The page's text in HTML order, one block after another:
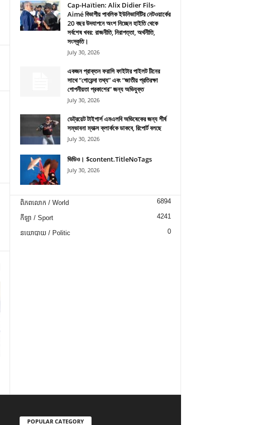
Cap-Haïtien: Alix Didier Fils-
Aimé বিভাগীয় পাবলিক ইউনিভার্সিটির নেটওয়ার্কের
20 বছর উদযাপনে অংশ নিচ্ছেন হাইতি থেকে
সর্বশেষ খবর: রাজনীতি, নিরাপত্তা, অর্থনীতি,
সংস্কৃতি।
July 30, 2026
একজন প্রাক্তন ফরাসি ফাইটার পাইলট চীনের
সাথে “গোয়েন্দা তথ্য” এবং “জাতীয় প্রতিরক্ষা
গোপনীয়তা প্রকাশের” জন্য অভিযুক্ত
July 30, 2026
ডেট্রয়েট টাইগার্স এমএলবি অভিষেকের জন্য শীর্ষ
সম্ভাবনা ম্যাক্স ক্লার্ককে ডাকবে, রিপোর্ট বলছে
July 30, 2026
ভিডিও। $content.TitleNoTags
July 30, 2026
ពិភពលោក / World 6894
កីឡា / Sport 4241
នយោបាយ / Politic 0
POPULAR CATEGORY